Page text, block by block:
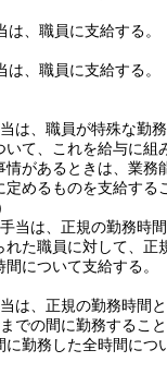
は、職員に支給する。
は、職員に支給する。
は、職員が特殊な勤
いて、これを給与に組
情があるときは、業務
めるものを支給する
当は、正規の勤務時
れた職員に対して、正
について支給する。
は、正規の勤務時間
での間に勤務するこ
勤務した全時間につ